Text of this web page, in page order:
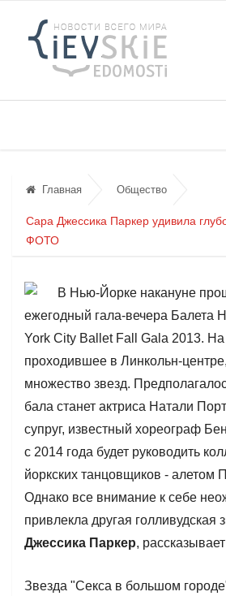
Главная Общество
Сара Джессика Паркер удивила
ФОТО
В Нью-Йорке накануне
ежегодный гала-вечера Балета
York City Ballet Fall Gala 2013. На
проходившее в Линкольн-
множество звезд.
бала станет актриса Натали
супруг, известный хореограф
с 2014 года будет руководить
йоркских танцовщиков - алетом
Однако все внимание к себе
привлекла другая голливудская
Джессика Паркер,
Звезда "Секса в большом